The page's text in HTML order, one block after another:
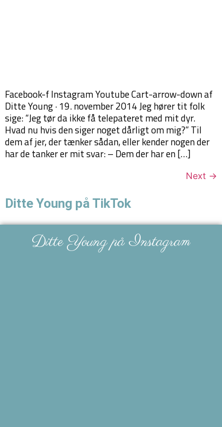
Facebook-f Instagram Youtube Cart-arrow-down af
Ditte Young · 19. november 2014 Jeg hører tit folk
sige: “Jeg tør da ikke få telepateret med mit dyr.
Hvad nu hvis den siger noget dårligt om mig?” Til
dem af jer, der tænker sådan, eller kender nogen der
har de tanker er mit svar: – Dem der har en […]
Next →
Ditte Young på TikTok
Ditte Young på Instagram